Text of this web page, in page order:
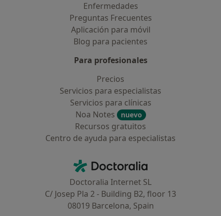
Enfermedades
Preguntas Frecuentes
Aplicación para móvil
Blog para pacientes
Para profesionales
Precios
Servicios para especialistas
Servicios para clínicas
Noa Notes
nuevo
Recursos gratuitos
Centro de ayuda para especialistas
Doctoralia - Página de inicio
Doctoralia Internet SL
C/ Josep Pla 2 - Building B2, floor 13
08019 Barcelona, Spain